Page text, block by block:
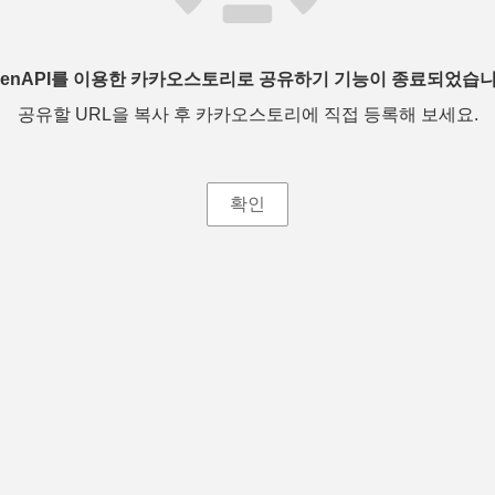
를 이용한 카카오스토리로 공유하기 기능이 종료되었습
공유할 URL을 복사 후 카카오스토리에 직접 등록해 보세요.
확인